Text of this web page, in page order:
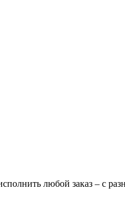
любой заказ – с